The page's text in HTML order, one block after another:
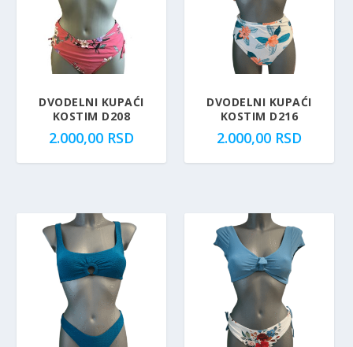
DVODELNI KUPAĆI
KOSTIM D208
2.000,00 RSD
DVODELNI KUPAĆI
KOSTIM D216
2.000,00 RSD